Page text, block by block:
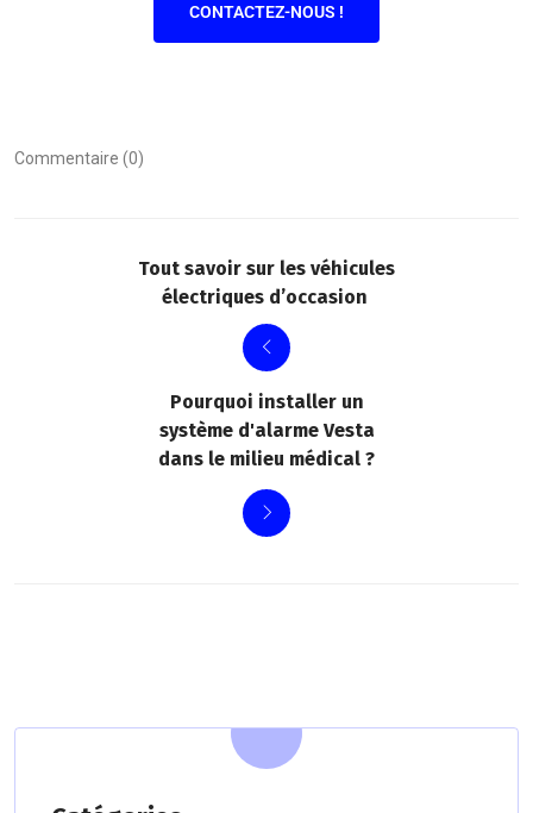
CONTACTEZ-NOUS !
Commentaire (0)
Tout savoir sur les véhicules
électriques d’occasion
Pourquoi installer un
système d'alarme Vesta
dans le milieu médical ?